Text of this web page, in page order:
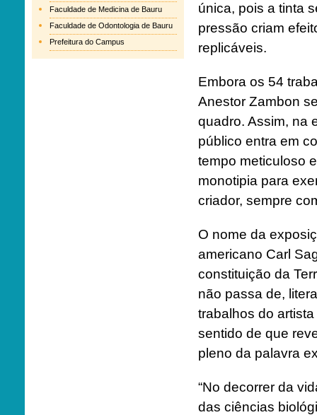
Faculdade de Medicina de Bauru
Faculdade de Odontologia de Bauru
Prefeitura do Campus
única, pois a tinta
pressão criam
replicáveis.
Embora os 54
Anestor Zambon
quadro. Assim, na
público entra em
tempo meticuloso
monotipia para
criador, sempre
O nome da
americano Carl
constituição da
não passa de,
trabalhos do
sentido de que
pleno da palavra
“No decorrer da
das ciências